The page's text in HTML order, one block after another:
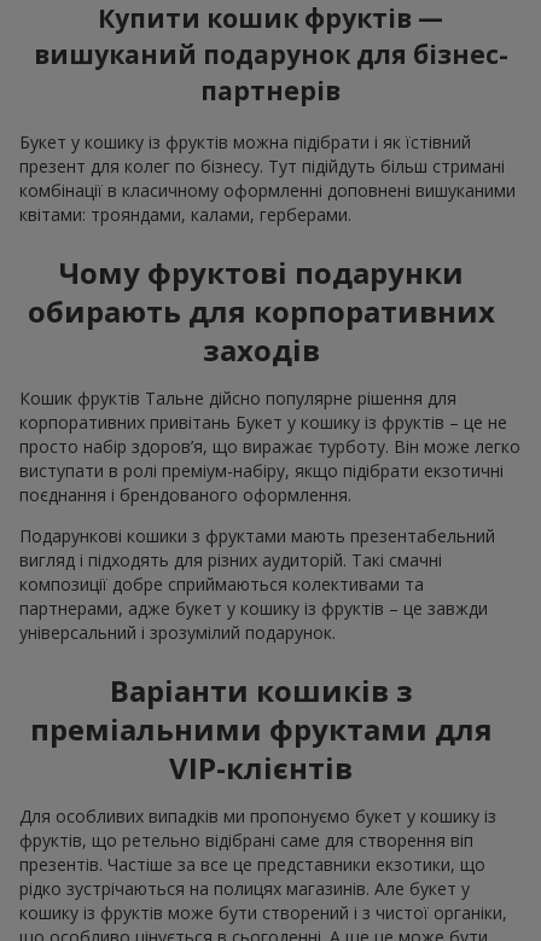
Купити кошик фруктів —
вишуканий подарунок для бізнес-
партнерів
Букет у кошику із фруктів можна підібрати і як їстівний
презент для колег по бізнесу. Тут підійдуть більш стримані
комбінації в класичному оформленні доповнені вишуканими
квітами: трояндами, калами, герберами.
Чому фруктові подарунки
обирають для корпоративних
заходів
Кошик фруктів Тальне дійсно популярне рішення для
корпоративних привітань Букет у кошику із фруктів – це не
просто набір здоров’я, що виражає турботу. Він може легко
виступати в ролі преміум-набіру, якщо підібрати екзотичні
поєднання і брендованого оформлення.
Подарункові кошики з фруктами мають презентабельний
вигляд і підходять для різних аудиторій. Такі смачні
композиції добре сприймаються колективами та
партнерами, адже букет у кошику із фруктів – це завжди
універсальний і зрозумілий подарунок.
Варіанти кошиків з
преміальними фруктами для
VIP-клієнтів
Для особливих випадків ми пропонуємо букет у кошику із
фруктів, що ретельно відібрані саме для створення віп
презентів. Частіше за все це представники екзотики, що
рідко зустрічаються на полицях магазинів. Але букет у
кошику із фруктів може бути створений і з чистої органіки,
що особливо цінується в сьогоденні. А ще це може бути